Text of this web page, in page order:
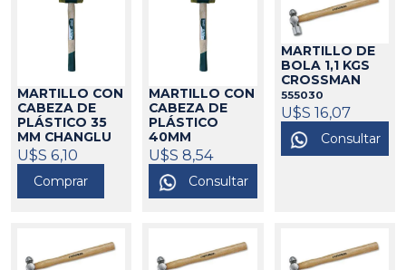
MARTILLO CON
CABEZA DE
PLÁSTICO 35
MM CHANGLU
30233
U$S 6,10
Comprar
MARTILLO CON
CABEZA DE
PLÁSTICO
40MM
CHANGLU
U$S 8,54
Consultar
MARTILLO DE
BOLA 1,1 KGS
CROSSMAN
555030
U$S 16,07
Consultar